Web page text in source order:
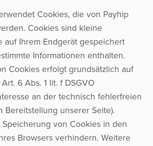
Cookies, die von Payhip
Cookies sind kleine
auf Ihrem Endgerät gespeichert
Informationen enthalten.
Cookies erfolgt grundsätzlich auf
6 Abs. 1 lit. f DSGVO
an der technisch fehlerfreien
Bereitstellung unserer Seite).
von Cookies in den
Browsers verhindern. Weitere